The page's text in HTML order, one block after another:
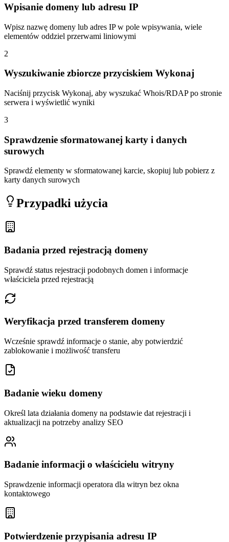
Wpisanie domeny lub adresu IP
Wpisz nazwę domeny lub adres IP w pole wpisywania, wiele
elementów oddziel przerwami liniowymi
2
Wyszukiwanie zbiorcze przyciskiem Wykonaj
Naciśnij przycisk Wykonaj, aby wyszukać Whois/RDAP po stronie
serwera i wyświetlić wyniki
3
Sprawdzenie sformatowanej karty i danych
surowych
Sprawdź elementy w sformatowanej karcie, skopiuj lub pobierz z
karty danych surowych
Przypadki użycia
Badania przed rejestracją domeny
Sprawdź status rejestracji podobnych domen i informacje
właściciela przed rejestracją
Weryfikacja przed transferem domeny
Wcześnie sprawdź informacje o stanie, aby potwierdzić
zablokowanie i możliwość transferu
Badanie wieku domeny
Określ lata działania domeny na podstawie dat rejestracji i
aktualizacji na potrzeby analizy SEO
Badanie informacji o właścicielu witryny
Sprawdzenie informacji operatora dla witryn bez okna
kontaktowego
Potwierdzenie przypisania adresu IP